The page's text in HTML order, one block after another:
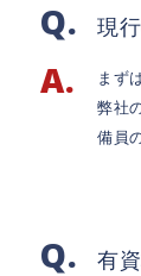
現
まず
弊社
備員
有